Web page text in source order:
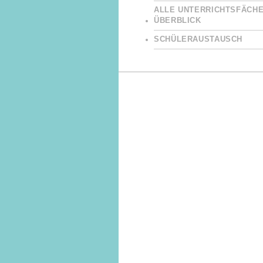
ALLE
ÜBERBLICK
SCHÜLERAUSTAUSCH